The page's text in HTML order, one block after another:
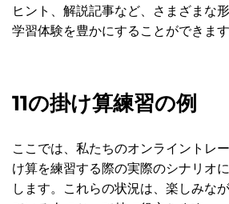
ヒント、解説記事など、さまざまな
学習体験を豊かにすることができます
11の掛け算練習の例
ここでは、私たちのオンライントレ
け算を練習する際の実際のシナリオ
します。これらの状況は、楽しみな